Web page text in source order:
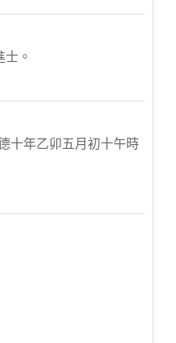
。
十年乙卯五月初十午時